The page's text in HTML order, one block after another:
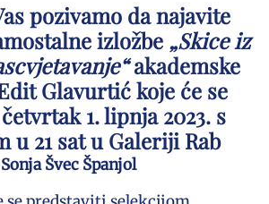
pozivamo da najavite
izložbe „Skice iz
akademske
Glavurtić koje će se
1. lipnja 2023. s
u 21 sat u Galeriji Rab
Sonja Švec Španjol